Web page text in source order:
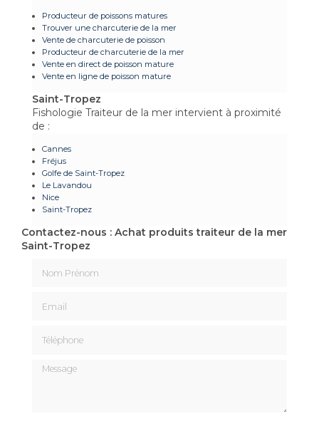
Producteur de poissons matures
Trouver une charcuterie de la mer
Vente de charcuterie de poisson
Producteur de charcuterie de la mer
Vente en direct de poisson mature
Vente en ligne de poisson mature
Saint-Tropez
Fishologie Traiteur de la mer intervient à proximité
de :
Cannes
Fréjus
Golfe de Saint-Tropez
Le Lavandou
Nice
Saint-Tropez
Contactez-nous : Achat produits traiteur de la mer
Saint-Tropez
Message